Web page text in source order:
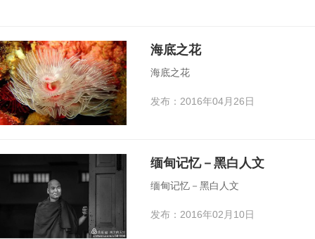
海底之花
海底之花
发布：2016年04月26日
缅甸记忆－黑白人文
缅甸记忆－黑白人文
发布：2016年02月10日